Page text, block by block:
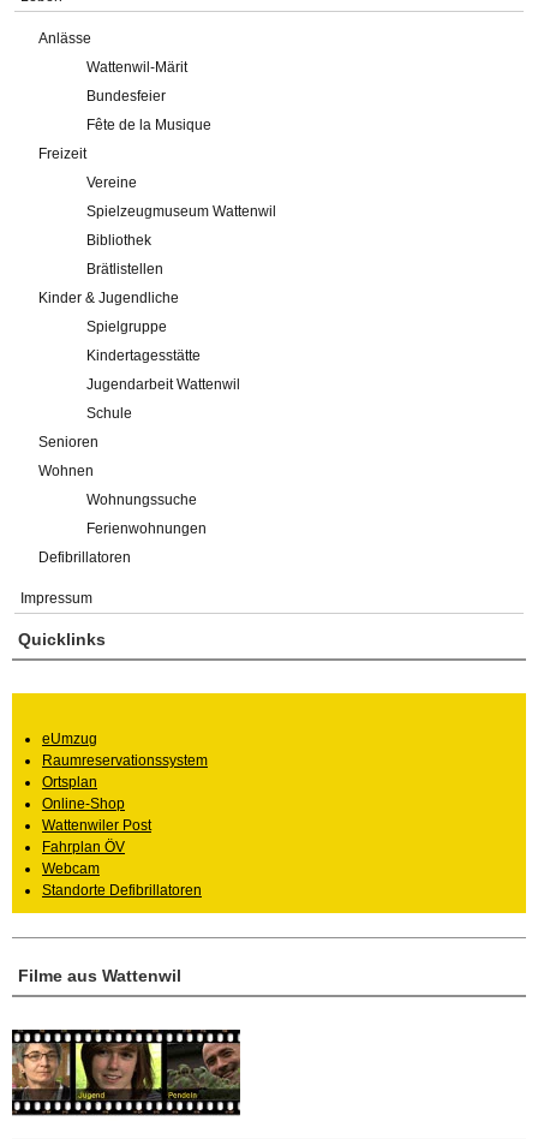
Anlässe
Wattenwil-Märit
Bundesfeier
Fête de la Musique
Freizeit
Vereine
Spielzeugmuseum Wattenwil
Bibliothek
Brätlistellen
Kinder & Jugendliche
Spielgruppe
Kindertagesstätte
Jugendarbeit Wattenwil
Schule
Senioren
Wohnen
Wohnungssuche
Ferienwohnungen
Defibrillatoren
Impressum
Filme aus Wattenwil
Quicklinks
eUmzug
Raumreservationssystem
Ortsplan
Online-Shop
Wattenwiler Post
Fahrplan ÖV
Webcam
Standorte Defibrillatoren